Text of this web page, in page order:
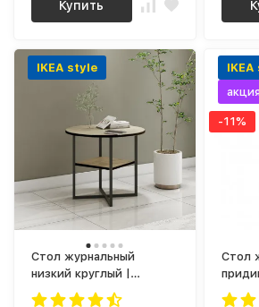
Купить
IKEA style
Стол журнальный
низкий круглый |
Кофейный столик |
-11%
Стол